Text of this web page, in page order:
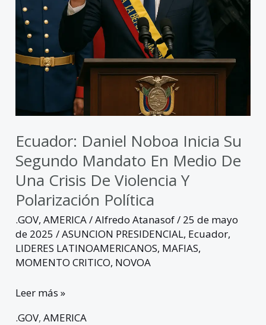
Ecuador: Daniel Noboa Inicia Su
Segundo Mandato En Medio De
Una Crisis De Violencia Y
Polarización Política
.GOV,AMERICA/Alfredo Atanasof/ 25 de mayo
de 2025/ASUNCION PRESIDENCIAL, Ecuador,
LIDERES LATINOAMERICANOS, MAFIAS,
MOMENTO CRITICO, NOVOA
en
medio
de
una
polarización
política
Leer más »
.GOV,AMERICA